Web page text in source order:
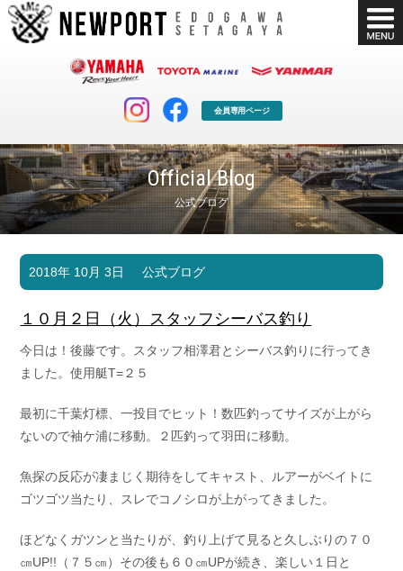
会員専用ページ
Official Blog
公式ブログ
マリンクラブ
マリンライフを堪能したい！
ボート販売
ボート免許
長年の実績と信頼！
シースタイル
Sea-Style
店舗情報
お問い合わせ
Contact us
会社概要
採用情報
Recruit
リンク集
Link
2018年 10月 3日 公式ブログ
１０月２日（火）スタッフシーバス釣り
今日は！後藤です。スタッフ相澤君とシーバス釣りに行ってき
ました。使用艇T=２５
最初に千葉灯標、一投目でヒット！数匹釣ってサイズが上がら
ないので袖ケ浦に移動。２匹釣って羽田に移動。
魚探の反応が凄まじく期待をしてキャスト、ルアーがベイトに
ゴツゴツ当たり、スレでコノシロが上がってきました。
ほどなくガツンと当たりが、釣り上げて見ると久しぶりの７０
㎝UP!!（７５㎝）その後も６０㎝UPが続き、楽しい１日と